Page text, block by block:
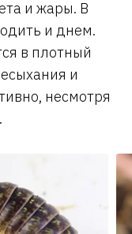
и жары. В
и днем.
в плотный
и
несмотря